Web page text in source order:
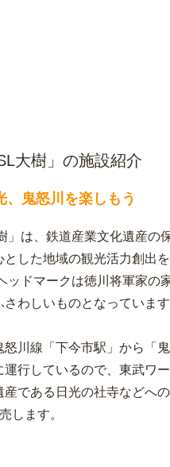
大樹」の施設紹介
、鬼怒川を楽しもう
」は、鉄道産業文化遺産の
とした地域の観光活力創出
ッドマークは徳川将軍家の
わしいものとなっています
川線「下今市駅」から「
運行しているので、東武ワ
である日光の社寺などへ
します。